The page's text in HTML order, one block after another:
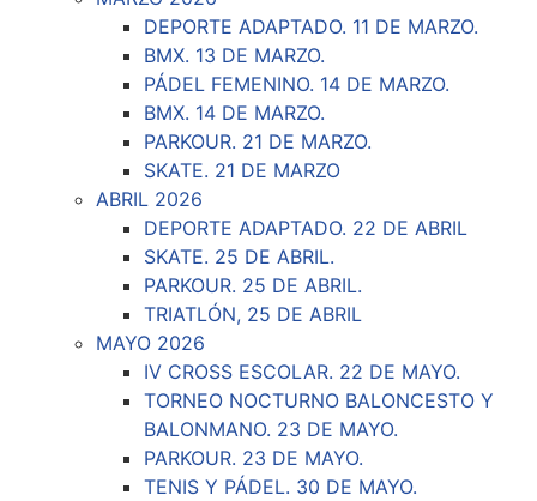
DEPORTE ADAPTADO. 11 DE MARZO.
BMX. 13 DE MARZO.
PÁDEL FEMENINO. 14 DE MARZO.
BMX. 14 DE MARZO.
PARKOUR. 21 DE MARZO.
SKATE. 21 DE MARZO
ABRIL 2026
DEPORTE ADAPTADO. 22 DE ABRIL
SKATE. 25 DE ABRIL.
PARKOUR. 25 DE ABRIL.
TRIATLÓN, 25 DE ABRIL
MAYO 2026
IV CROSS ESCOLAR. 22 DE MAYO.
TORNEO NOCTURNO BALONCESTO Y
BALONMANO. 23 DE MAYO.
PARKOUR. 23 DE MAYO.
TENIS Y PÁDEL. 30 DE MAYO.